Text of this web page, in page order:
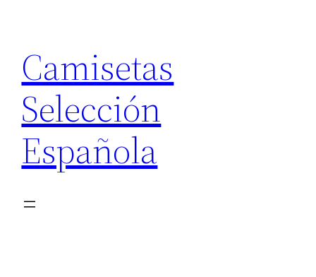
contenido
Camisetas
Selección
Española